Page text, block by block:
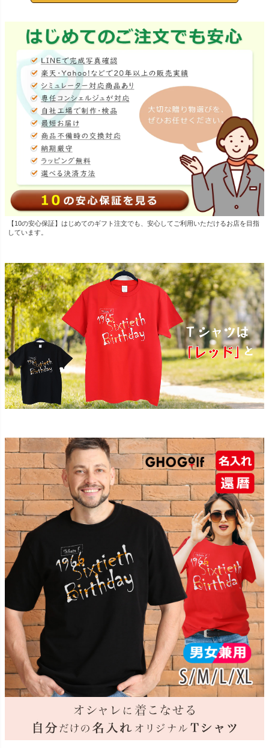
【10の安心保証】はじめてのギフト注文でも、安心してご利用いただけるお店を目指
しています。